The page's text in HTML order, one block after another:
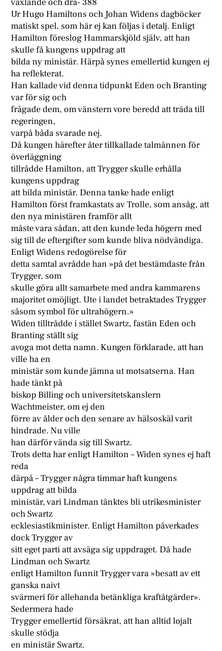
växlande och dra- 388
Ur Hugo Hamiltons och Johan Widens dagböcker
matiskt spel, som här ej kan följas i detalj. Enligt
Hamilton föreslog Hammarskjöld själv, att han
skulle få kungens uppdrag att
bilda ny ministär. Härpå synes emellertid kungen ej
ha reflekterat.
Han kallade vid denna tidpunkt Eden och Branting
var för sig och
frågade dem, om vänstern vore beredd att träda till
regeringen,
varpå båda svarade nej.
Då kungen härefter åter tillkallade talmännen för
överläggning
tillrådde Hamilton, att Trygger skulle erhålla
kungens uppdrag
att bilda ministär. Denna tanke hade enligt
Hamilton först framkastats av Trolle, som ansåg, att
den nya ministären framför allt
måste vara sådan, att den kunde leda högern med
sig till de eftergifter som kunde bliva nödvändiga.
Enligt Widens redogörelse för
detta samtal avrådde han »på det bestämdaste från
Trygger, som
skulle göra allt samarbete med andra kammarens
majoritet omöjligt. Ute i landet betraktades Trygger
såsom symbol för ultrahögern.»
Widen tilltrådde i stället Swartz, fastän Eden och
Branting ställt sig
avoga mot detta namn. Kungen förklarade, att han
ville ha en
ministär som kunde jämna ut motsatserna. Han
hade tänkt på
biskop Billing och universitetskanslern
Wachtmeister, om ej den
förre av ålder och den senare av hälsoskäl varit
hindrade. Nu ville
han därför vända sig till Swartz.
Trots detta har enligt Hamilton – Widen synes ej haft
reda
därpå – Trygger några timmar haft kungens
uppdrag att bilda
ministär, vari Lindman tänktes bli utrikesminister
och Swartz
ecklesiastikminister. Enligt Hamilton påverkades
dock Trygger av
sitt eget parti att avsäga sig uppdraget. Då hade
Lindman och Swartz
enligt Hamilton funnit Trygger vara »besatt av ett
ganska naivt
svärmeri för allehanda betänkliga kraftåtgärder».
Sedermera hade
Trygger emellertid försäkrat, att han alltid lojalt
skulle stödja
en ministär Swartz.